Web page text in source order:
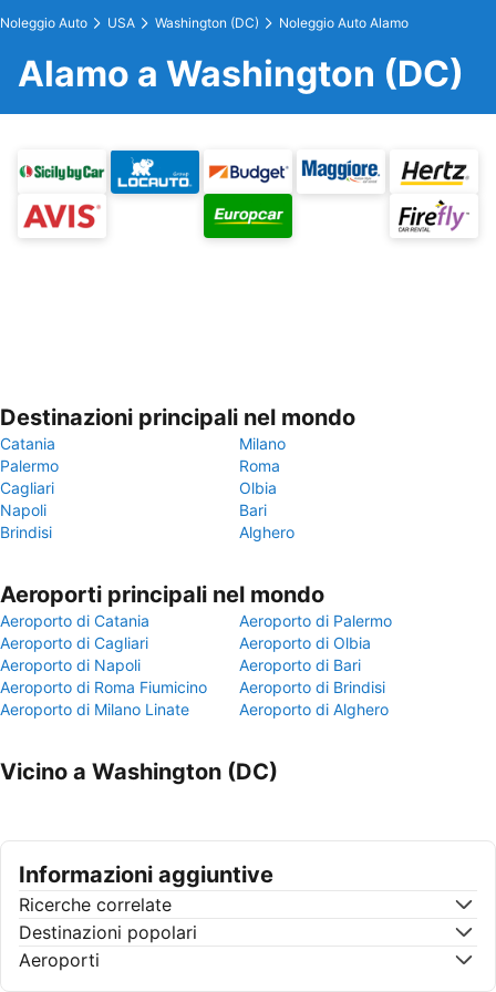
Noleggio Auto USA Washington (DC) Noleggio Auto Alamo
Alamo a Washington (DC)
Destinazioni principali nel mondo
Catania
Milano
Palermo
Roma
Cagliari
Olbia
Napoli
Bari
Brindisi
Alghero
Aeroporti principali nel mondo
Aeroporto di Catania
Aeroporto di Palermo
Aeroporto di Cagliari
Aeroporto di Olbia
Aeroporto di Napoli
Aeroporto di Bari
Aeroporto di Roma Fiumicino
Aeroporto di Brindisi
Aeroporto di Milano Linate
Aeroporto di Alghero
Vicino a Washington (DC)
Informazioni aggiuntive
Ricerche correlate
Destinazioni popolari
Aeroporti